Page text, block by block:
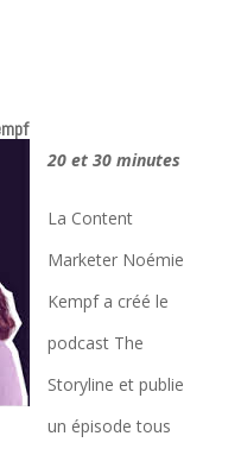
20 et 30 minutes
La Content
Marketer Noémie
Kempf a créé le
podcast The
Storyline et publie
un épisode tous